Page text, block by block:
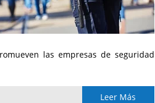
las empresas de seguridad
Leer Más